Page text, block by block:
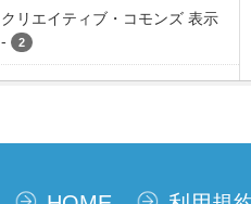
クリエイティブ・コモンズ 表示
-
2